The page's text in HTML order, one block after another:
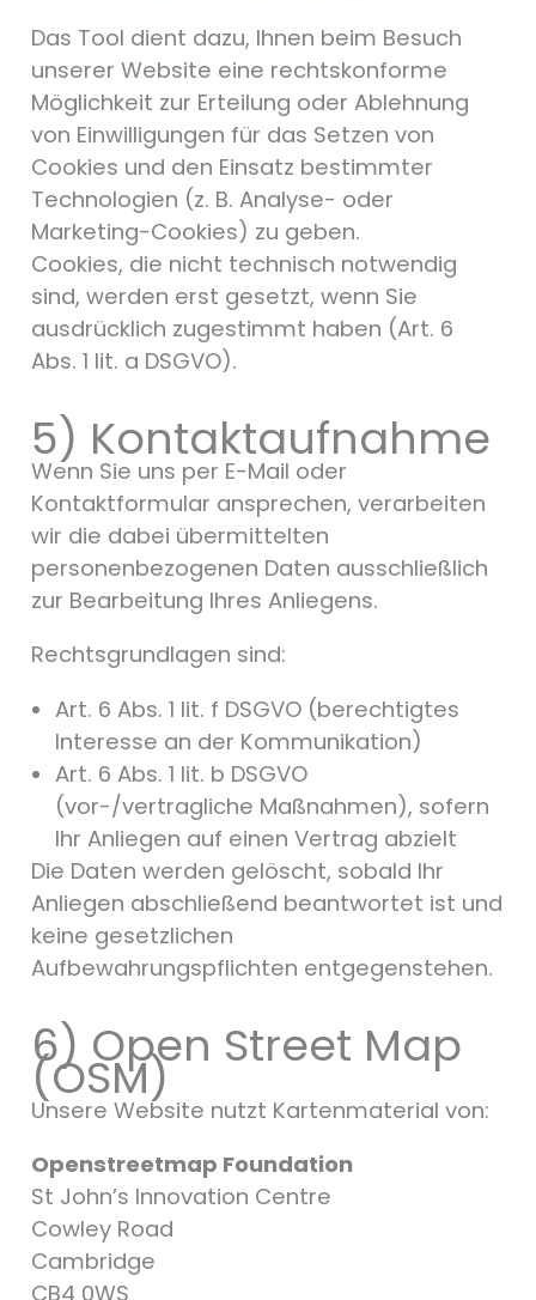
Das Tool dient dazu, Ihnen beim Besuch
unserer Website eine rechtskonforme
Möglichkeit zur Erteilung oder Ablehnung
von Einwilligungen für das Setzen von
Cookies und den Einsatz bestimmter
Technologien (z. B. Analyse- oder
Marketing-Cookies) zu geben.
Cookies, die nicht technisch notwendig
sind, werden erst gesetzt, wenn Sie
ausdrücklich zugestimmt haben (Art. 6
Abs. 1 lit. a DSGVO).
5) Kontaktaufnahme
Wenn Sie uns per E-Mail oder
Kontaktformular ansprechen, verarbeiten
wir die dabei übermittelten
personenbezogenen Daten ausschließlich
zur Bearbeitung Ihres Anliegens.
Rechtsgrundlagen sind:
Art. 6 Abs. 1 lit. f DSGVO (berechtigtes
Interesse an der Kommunikation)
Art. 6 Abs. 1 lit. b DSGVO
(vor-/vertragliche Maßnahmen), sofern
Ihr Anliegen auf einen Vertrag abzielt
Die Daten werden gelöscht, sobald Ihr
Anliegen abschließend beantwortet ist und
keine gesetzlichen
Aufbewahrungspflichten entgegenstehen.
6) Open Street Map
(OSM)
Unsere Website nutzt Kartenmaterial von:
Openstreetmap Foundation
St John’s Innovation Centre
Cowley Road
Cambridge
CB4 0WS